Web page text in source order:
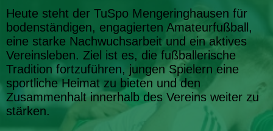
Heute steht der TuSpo Mengeringhausen für
bodenständigen, engagierten Amateurfußball,
eine starke Nachwuchsarbeit und ein aktives
Vereinsleben. Ziel ist es, die fußballerische
Tradition fortzuführen, jungen Spielern eine
sportliche Heimat zu bieten und den
Zusammenhalt innerhalb des Vereins weiter zu
stärken.